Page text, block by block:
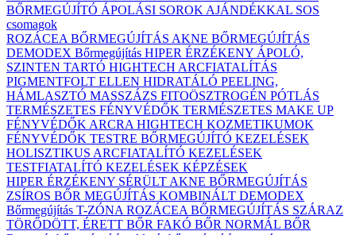
BŐRMEGÚJÍTÓ ÁPOLÁSI SOROK AJÁNDÉKKAL SOS
csomagok
ROZÁCEA BŐRMEGÚJÍTÁS AKNE BŐRMEGÚJÍTÁS
DEMODEX Bőrmegújítás HIPER ÉRZÉKENY ÁPOLÓ,
SZINTEN TARTÓ HIGHTECH ARCFIATALÍTÁS
PIGMENTFOLT ELLEN HIDRATÁLÓ PEELING,
HÁMLASZTÓ MASSZÁZS FITOÖSZTROGÉN PÓTLÁS
TERMÉSZETES FÉNYVÉDŐK TERMÉSZETES MAKE UP
FÉNYVÉDŐK ARCRA HIGHTECH KOZMETIKUMOK
FÉNYVÉDŐK TESTRE BŐRMEGÚJÍTÓ KEZELÉSEK
HOLISZTIKUS ARCFIATALÍTÓ KEZELÉSEK
TESTFIATALÍTÓ KEZELÉSEK KÉPZÉSEK
HIPER ÉRZÉKENY SÉRÜLT AKNE BŐRMEGÚJÍTÁS
ZSÍROS BŐR MEGÚJÍTÁS KOMBINÁLT DEMODEX
Bőrmegújítás T-ZÓNA ROZÁCEA BŐRMEGÚJÍTÁS SZÁRAZ
TÖRŐDÖTT, ÉRETT BŐR FAKÓ BŐR NORMÁL BŐR